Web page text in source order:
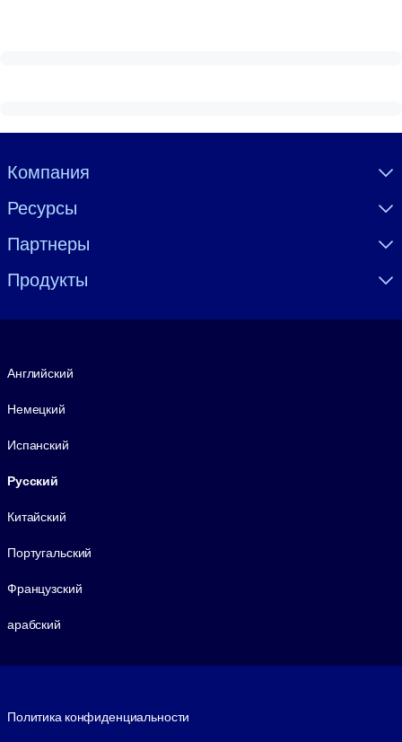
Visually hidden Text
Компания
Ресурсы
Партнеры
Продукты
Английский
Немецкий
Испанский
Русский
Китайский
Португальский
Французский
арабский
Политика конфиденциальности